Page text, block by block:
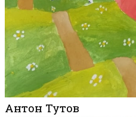
Антон Тутов